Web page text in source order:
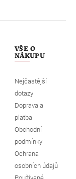
VŠE O
NÁKUPU
Nejčastější
dotazy
Doprava a
platba
Obchodní
podmínky
Ochrana
osobních údajů